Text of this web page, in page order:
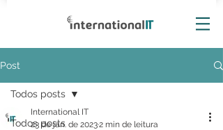
Post
Todos posts
Todos posts
International IT
23 de jan. de 20232 min de leitura